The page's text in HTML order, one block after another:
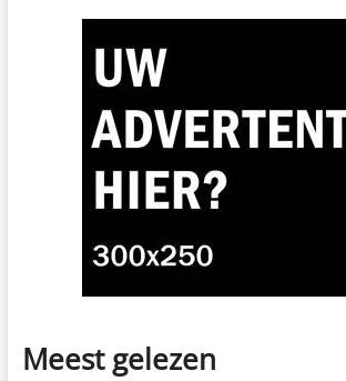
Meest gelezen